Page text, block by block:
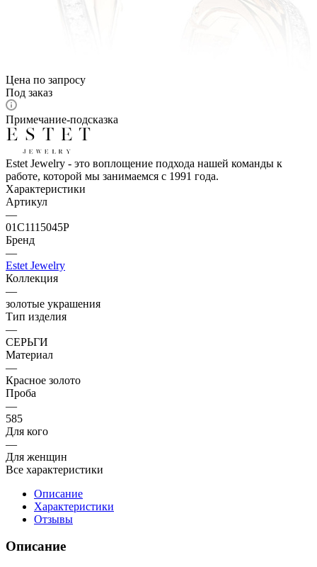
Цена по запросу
Под заказ
Примечание-подсказка
Estet Jewelry - это воплощение подхода нашей команды к
работе, которой мы занимаемся с 1991 года.
Характеристики
Артикул
—
01С1115045Р
Бренд
—
Estet Jewelry
Коллекция
—
золотые украшения
Тип изделия
—
СЕРЬГИ
Материал
—
Красное золото
Проба
—
585
Для кого
—
Для женщин
Все характеристики
Описание
Характеристики
Отзывы
Описание